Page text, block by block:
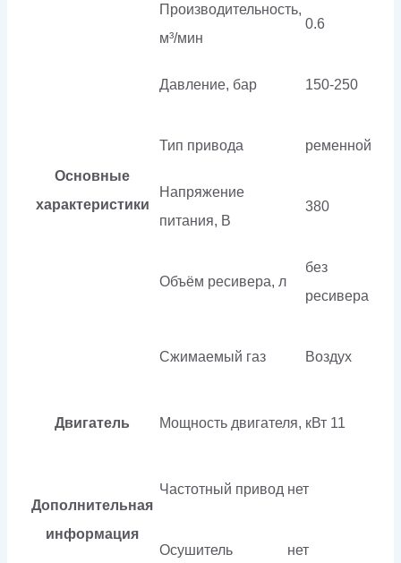
Основные
характеристики
Производительность,
м³/мин
0.6
Давление, бар 150-250
Тип привода ременной
Напряжение
питания, В
380
Объём ресивера, л
без
ресивера
Сжимаемый газ Воздух
Двигатель Мощность двигателя, кВт 11
Дополнительная
информация
Частотный привод нет
Осушитель нет